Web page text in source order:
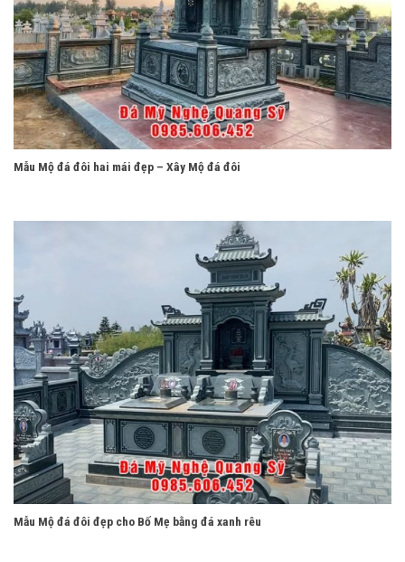
Mẫu Mộ đá đôi hai mái đẹp – Xây Mộ đá đôi
Mẫu Mộ đá đôi đẹp cho Bố Mẹ bằng đá xanh rêu